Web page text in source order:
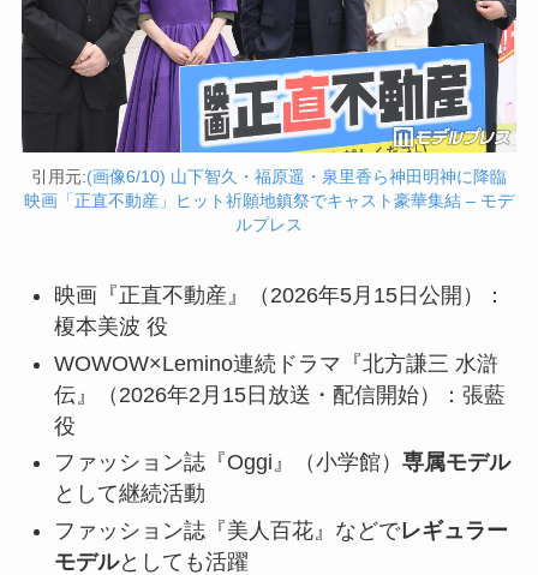
引用元:(画像6/10) 山下智久・福原遥・泉里香ら神田明神に降臨
映画「正直不動産」ヒット祈願地鎮祭でキャスト豪華集結 – モデ
ルプレス
映画『正直不動産』（2026年5月15日公開）：
榎本美波 役
WOWOW×Lemino連続ドラマ『北方謙三 水滸
伝』（2026年2月15日放送・配信開始）：張藍
役
ファッション誌『Oggi』（小学館） 専属モデル
として継続活動
ファッション誌『美人百花』などでレギュラー
モデルとしても活躍